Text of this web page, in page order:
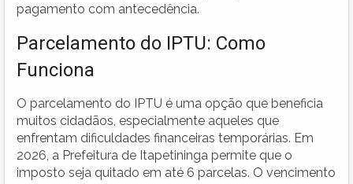
pagamento com antecedência.
Parcelamento do IPTU: Como
Funciona
O parcelamento do IPTU é uma opção que beneficia
muitos cidadãos, especialmente aqueles que
enfrentam dificuldades financeiras temporárias. Em
2026, a Prefeitura de Itapetininga permite que o
imposto seja quitado em até 6 parcelas. O vencimento